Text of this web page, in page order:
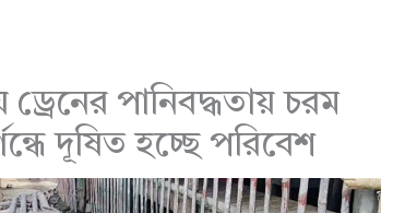
পানিবদ্ধতায় চরম
দূষিত হচ্ছে পরিবেশ